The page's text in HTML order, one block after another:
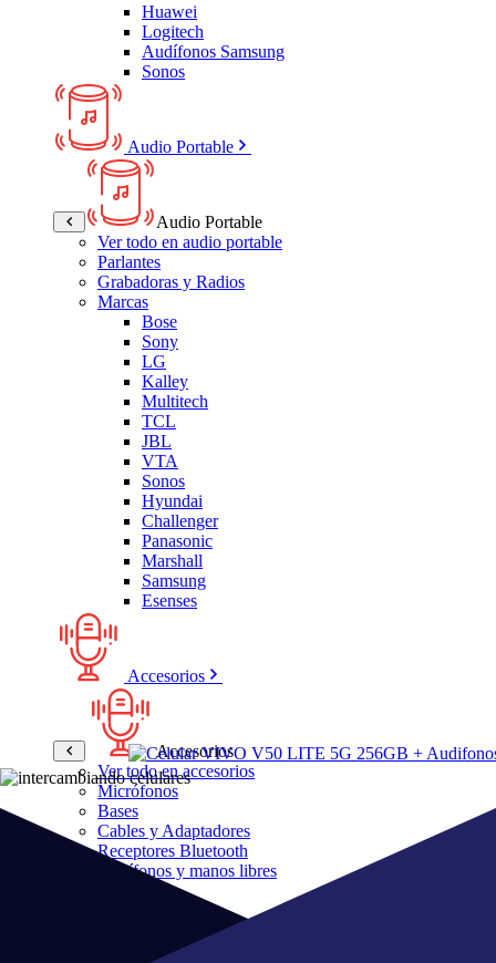
Huawei
Logitech
Audífonos Samsung
Sonos
Audio Portable
Audio Portable
Ver todo en audio portable
Parlantes
Grabadoras y Radios
Marcas
Bose
Sony
LG
Kalley
Multitech
TCL
JBL
VTA
Sonos
Hyundai
Challenger
Panasonic
Marshall
Samsung
Esenses
Accesorios
Accesorios
Ver todo en accesorios
Micrófonos
Bases
Cables y Adaptadores
Receptores Bluetooth
Audífonos y manos libres